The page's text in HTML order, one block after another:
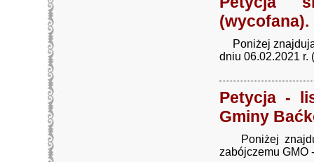
(wycofana).
Poniżej znajdują
dniu 06.02.2021
Petycja -
Gminy
Poniżej
zabójczemu GMO